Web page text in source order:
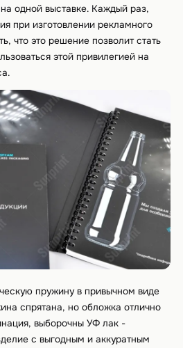
одной выставке. Каждый раз,
при изготовлении рекламного
что это решение позволит стать
этой привилегией на
пружину в привычном виде
спрятана, но обложка отлично
выборочны УФ лак -
с выгодным и аккуратным